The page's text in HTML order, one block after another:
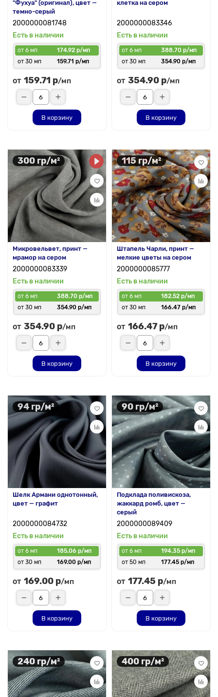
"Фухуа" (оригинал), цвет —
темно-серый
2000000081748
Есть в наличии
от 6 мп
174.92 р/мп
от 30 мп
159.71 р/мп
от 159.71 р/мп
В корзину
клетка на сером
2000000083346
Есть в наличии
от 6 мп
388.70 р/мп
от 30 мп
354.90 р/мп
от 354.90 р/мп
В корзину
300 гр/м²
Микровельвет, принт —
мрамор на сером
2000000083339
Есть в наличии
от 6 мп
388.70 р/мп
от 30 мп
354.90 р/мп
от 354.90 р/мп
В корзину
115 гр/м²
Штапель Чарли, принт —
мелкие цветы на сером
2000000085777
Есть в наличии
от 6 мп
182.52 р/мп
от 30 мп
166.47 р/мп
от 166.47 р/мп
В корзину
94 гр/м²
Шелк Армани однотонный,
цвет — графит
2000000084732
Есть в наличии
от 6 мп
185.06 р/мп
от 30 мп
169.00 р/мп
от 169.00 р/мп
В корзину
90 гр/м²
Подклада поливискоза,
жаккард ромб, цвет —
серый
2000000089409
Есть в наличии
от 6 мп
194.35 р/мп
от 50 мп
177.45 р/мп
от 177.45 р/мп
В корзину
240 гр/м² 400 гр/м²